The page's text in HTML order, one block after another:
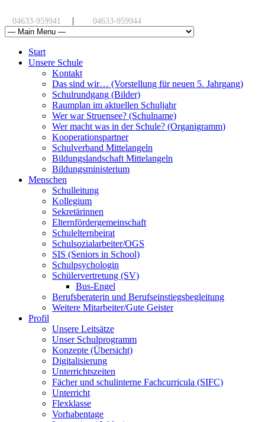
04633-959941 | 04633-959944
Start
Unsere Schule
Kontakt
Das sind wir… (Vorstellung für neuen 5. Jahrgang)
Schulrundgang (Bilder)
Raumplan im aktuellen Schuljahr
Wer war Struensee? (Schulname)
Wer macht was in der Schule? (Organigramm)
Kooperationspartner
Schulverband Mittelangeln
Bildungslandschaft Mittelangeln
Bildungsministerium
Menschen
Schulleitung
Kollegium
Sekretärinnen
Elternfördergemeinschaft
Schulelternbeirat
Schulsozialarbeiter/OGS
SIS (Seniors in School)
Schulpsychologin
Schülervertretung (SV)
Bus-Engel
Berufsberaterin und Berufseinstiegsbegleitung
Weitere Mitarbeiter/Gute Geister
Profil
Unsere Leitsätze
Unser Schulprogramm
Konzepte (Übersicht)
Digitalisierung
Unterrichtszeiten
Fächer und schulinterne Fachcurricula (SIFC)
Unterricht
Flexklasse
Vorhabentage